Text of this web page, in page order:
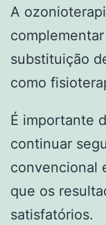
A
substituição
como
É importante
continuar
convencional
que os
satisfatórios.